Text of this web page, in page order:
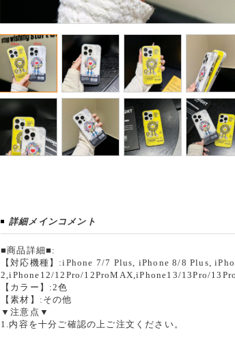
詳細メインコメント
■商品詳細■:
【対応機種】:iPhone 7/7 Plus, iPhone 8/8 Plus,
2,iPhone12/12Pro/12ProMAX,iPhone13/13Pro/
【カラー】:2色
【素材】:その他
▼注意点▼
1.内容を十分ご確認の上ご注文ください。